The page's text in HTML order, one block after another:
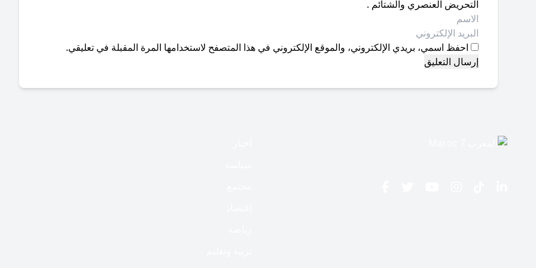
التحريض العنصري والشتائم .
احفظ اسمي، بريدي الإلكتروني، والموقع الإلكتروني في هذا المتصفح لاستخدامها المرة المقبلة في تعليقي.